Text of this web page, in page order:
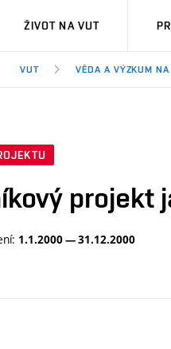
VUT
ŽIVOT NA VUT
VUT VĚDA A VÝZKUM
projekt
1.1.2000 — 31.12.2000